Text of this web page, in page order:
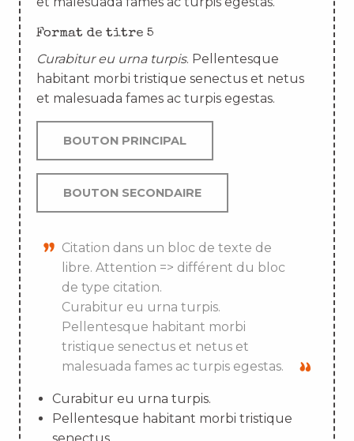
Format de titre 5
Curabitur eu urna turpis. Pellentesque
habitant morbi tristique senectus et netus
et malesuada fames ac turpis egestas.
BOUTON PRINCIPAL
BOUTON SECONDAIRE
Citation dans un bloc de texte de
libre. Attention => différent du bloc
de type citation.
Curabitur eu urna turpis.
Pellentesque habitant morbi
tristique senectus et netus et
malesuada fames ac turpis egestas.
Curabitur eu urna turpis.
Pellentesque habitant morbi tristique